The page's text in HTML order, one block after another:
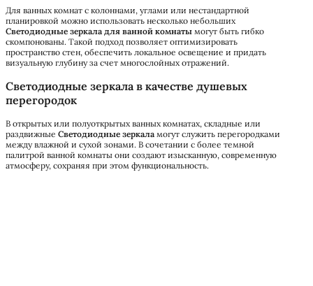
Для ванных комнат с колоннами, углами или нестандартной
планировкой можно использовать несколько небольших
Светодиодные зеркала для ванной комнаты могут быть гибко
скомпонованы. Такой подход позволяет оптимизировать
пространство стен, обеспечить локальное освещение и придать
визуальную глубину за счет многослойных отражений.
Светодиодные зеркала в качестве душевых
перегородок
В открытых или полуоткрытых ванных комнатах, складные или
раздвижные Светодиодные зеркала могут служить перегородками
между влажной и сухой зонами. В сочетании с более темной
палитрой ванной комнаты они создают изысканную, современную
атмосферу, сохраняя при этом функциональность.